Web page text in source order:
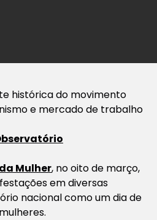
histórica do movimento
e mercado de trabalho
Mulher, no oito de março,
em diversas
nacional como um dia de